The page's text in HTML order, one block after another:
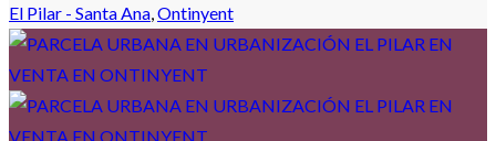
El Pilar - Santa Ana Ontinyent